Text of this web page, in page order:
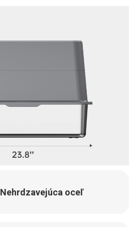
Nehrdzavejúca oceľ